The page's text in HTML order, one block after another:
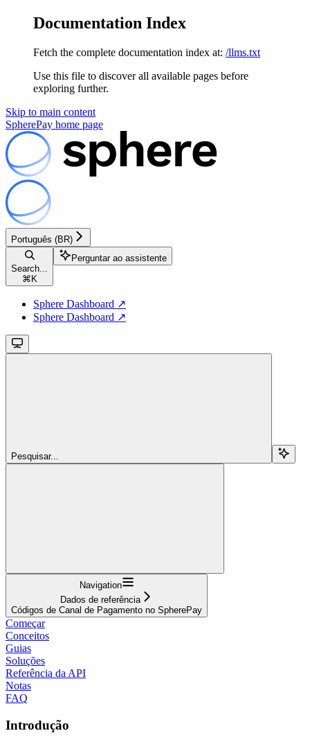
Documentation Index
Fetch the complete documentation index at: /llms.txt
Use this file to discover all available pages before
exploring further.
Skip to main content
SpherePay home page
Português (BR)
Search...
⌘ K
Perguntar ao assistente
Sphere Dashboard ↗
Sphere Dashboard ↗
Pesquisar...
Navigation
Dados de referência
Códigos de Canal de Pagamento no SpherePay
Começar
Conceitos
Guias
Soluções
Referência da API
Notas
FAQ
Introdução